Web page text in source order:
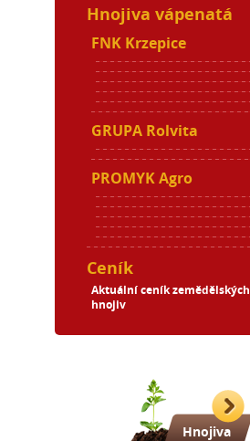
Hnojiva vápenatá
FNK Krzepice
GRUPA Rolvita
PROMYK Agro
Ceník
Aktuální ceník zemědělských
hnojiv
Hnojiva